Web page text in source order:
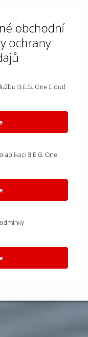
obchodní
ochrany
B.E.G. One Cloud
B.E.G. One